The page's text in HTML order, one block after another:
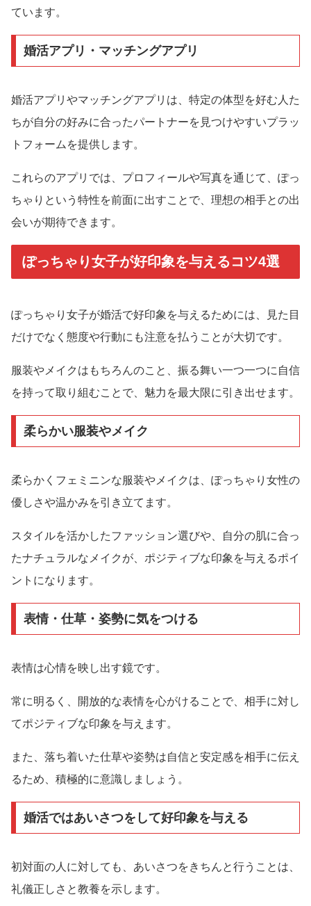
ています。
婚活アプリ・マッチングアプリ
婚活アプリやマッチングアプリは、特定の体型を好む人た
ちが自分の好みに合ったパートナーを見つけやすいプラッ
トフォームを提供します。
これらのアプリでは、プロフィールや写真を通じて、ぽっ
ちゃりという特性を前面に出すことで、理想の相手との出
会いが期待できます。
ぽっちゃり女子が好印象を与えるコツ4選
ぽっちゃり女子が婚活で好印象を与えるためには、見た目
だけでなく態度や行動にも注意を払うことが大切です。
服装やメイクはもちろんのこと、振る舞い一つ一つに自信
を持って取り組むことで、魅力を最大限に引き出せます。
柔らかい服装やメイク
柔らかくフェミニンな服装やメイクは、ぽっちゃり女性の
優しさや温かみを引き立てます。
スタイルを活かしたファッション選びや、自分の肌に合っ
たナチュラルなメイクが、ポジティブな印象を与えるポイ
ントになります。
表情・仕草・姿勢に気をつける
表情は心情を映し出す鏡です。
常に明るく、開放的な表情を心がけることで、相手に対し
てポジティブな印象を与えます。
また、落ち着いた仕草や姿勢は自信と安定感を相手に伝え
るため、積極的に意識しましょう。
婚活ではあいさつをして好印象を与える
初対面の人に対しても、あいさつをきちんと行うことは、
礼儀正しさと教養を示します。